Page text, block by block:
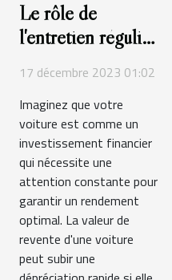
Le rôle de
l'entretien régulier
dans le maintien
de la valeur de
revente de votre
voiture
17 décembre 2023 01:02
Imaginez que votre
voiture est comme un
investissement financier
qui nécessite une
attention constante pour
garantir un rendement
optimal. La valeur de
revente d'une voiture
peut subir une